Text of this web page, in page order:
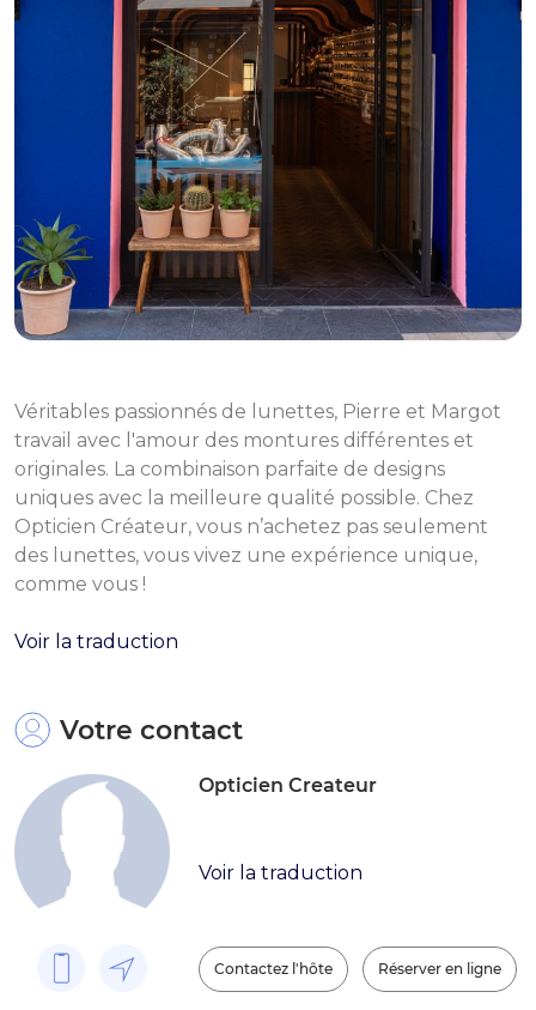
Véritables passionnés de lunettes, Pierre et Margot
travail avec l'amour des montures différentes et
originales. La combinaison parfaite de designs
uniques avec la meilleure qualité possible. Chez
Opticien Créateur, vous n’achetez pas seulement
des lunettes, vous vivez une expérience unique,
comme vous !
Voir la traduction
Votre contact
Opticien Createur
Voir la traduction
Contactez l'hôte Réserver en ligne